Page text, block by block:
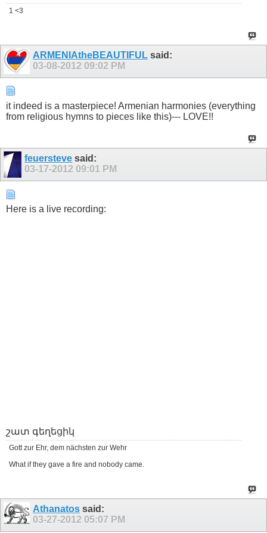
1 <3
ARMENIAtheBEAUTIFUL said:
03-08-2012 09:02 PM
it indeed is a masterpiece! Armenian harmonies (everything
from religious hymns to pieces like this)--- LOVE!!
feuersteve said:
03-17-2012 09:01 PM
Here is a live recording:
շատ գեղեցիկ
Gott zur Ehr, dem nächsten zur Wehr
What if they gave a fire and nobody came.
Athanatos said:
03-27-2012 05:07 PM